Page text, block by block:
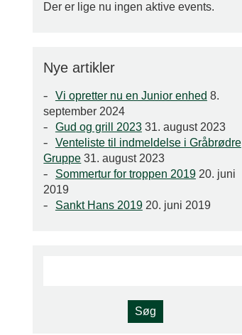
Der er lige nu ingen aktive events.
Nye artikler
Vi opretter nu en Junior enhed 8.
september 2024
Gud og grill 2023 31. august 2023
Venteliste til indmeldelse i Gråbrødre
Gruppe 31. august 2023
Sommertur for troppen 2019 20. juni
2019
Sankt Hans 2019 20. juni 2019